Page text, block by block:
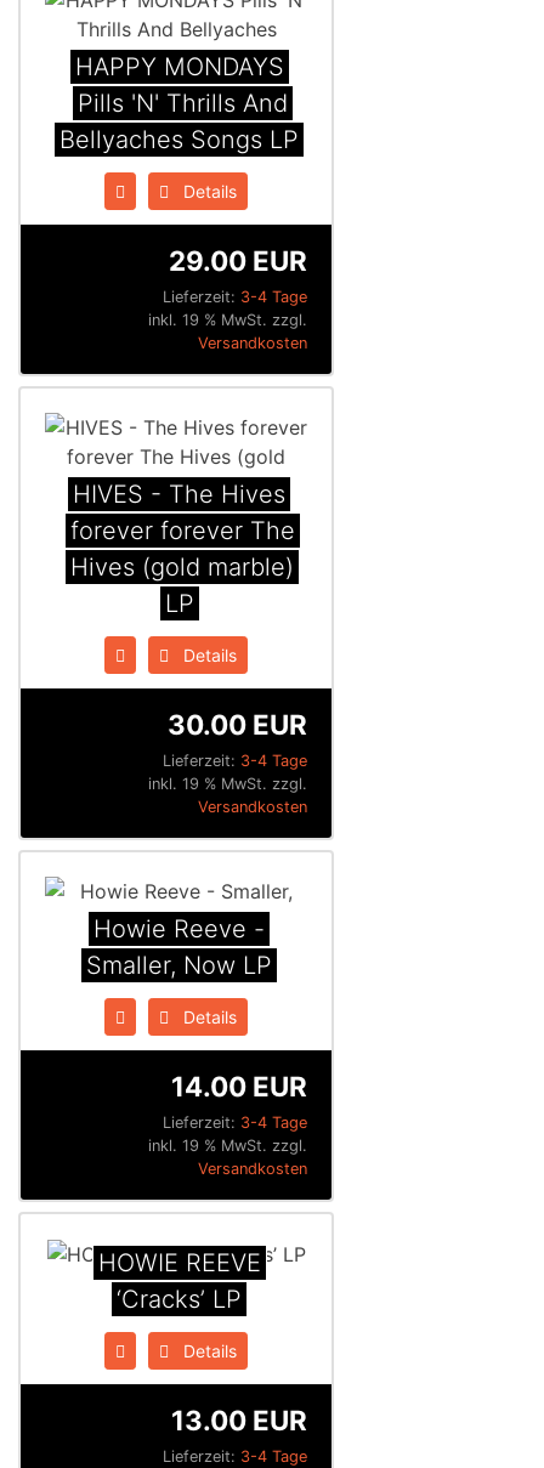
HAPPY MONDAYS
Pills 'N' Thrills And
Bellyaches Songs LP
Details
Lieferzeit: 3-4 Tage
29.00 EUR
inkl. 19 % MwSt. zzgl.
Versandkosten
HIVES - The Hives
forever forever The
Hives (gold marble)
LP
Details
Lieferzeit: 3-4 Tage
30.00 EUR
inkl. 19 % MwSt. zzgl.
Versandkosten
Howie Reeve -
Smaller, Now LP
Details
Lieferzeit: 3-4 Tage
14.00 EUR
inkl. 19 % MwSt. zzgl.
Versandkosten
HOWIE REEVE
‘Cracks’ LP
Details
Lieferzeit: 3-4 Tage
13.00 EUR